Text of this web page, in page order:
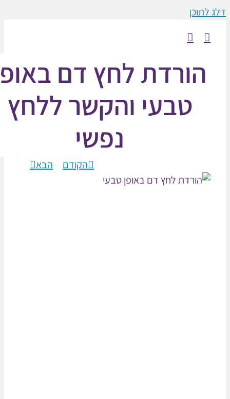
לחץ דם באופן
טבעי והקשר ללחץ
נפשי
הקודם הבא